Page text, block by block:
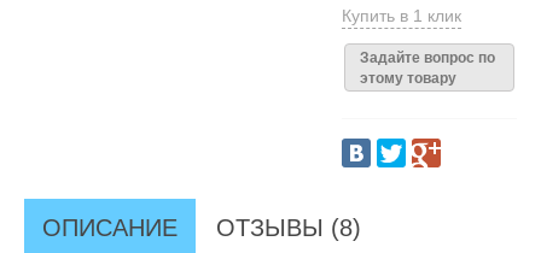
Купить в 1 клик
Задайте вопрос по
этому товару
ОПИСАНИЕ ОТЗЫВЫ (8)